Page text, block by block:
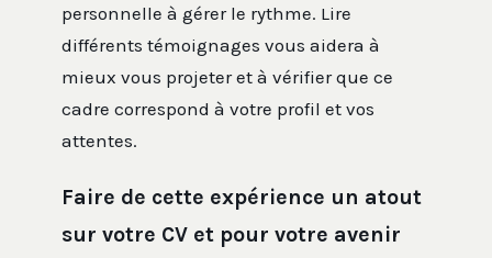
personnelle à gérer le rythme. Lire
différents témoignages vous aidera à
mieux vous projeter et à vérifier que ce
cadre correspond à votre profil et vos
attentes.
Faire de cette expérience un atout
sur votre CV et pour votre avenir